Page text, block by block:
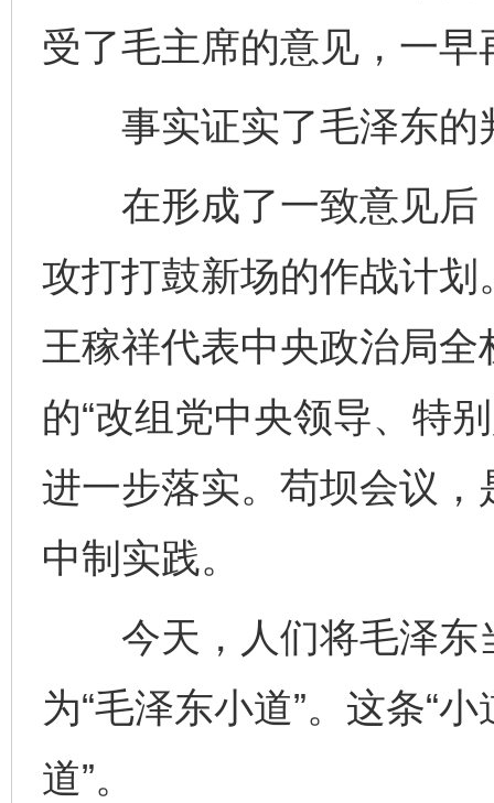
受了毛主席的意见，一
事实证实了毛泽东的
在形成了一致意见后
攻打打鼓新场的作战计
王稼祥代表中央政治局
的“改组党中央领导、特
进一步落实。苟坝会议
中制实践。
今天，人们将毛泽东
为“毛泽东小道”。这条“
道”。